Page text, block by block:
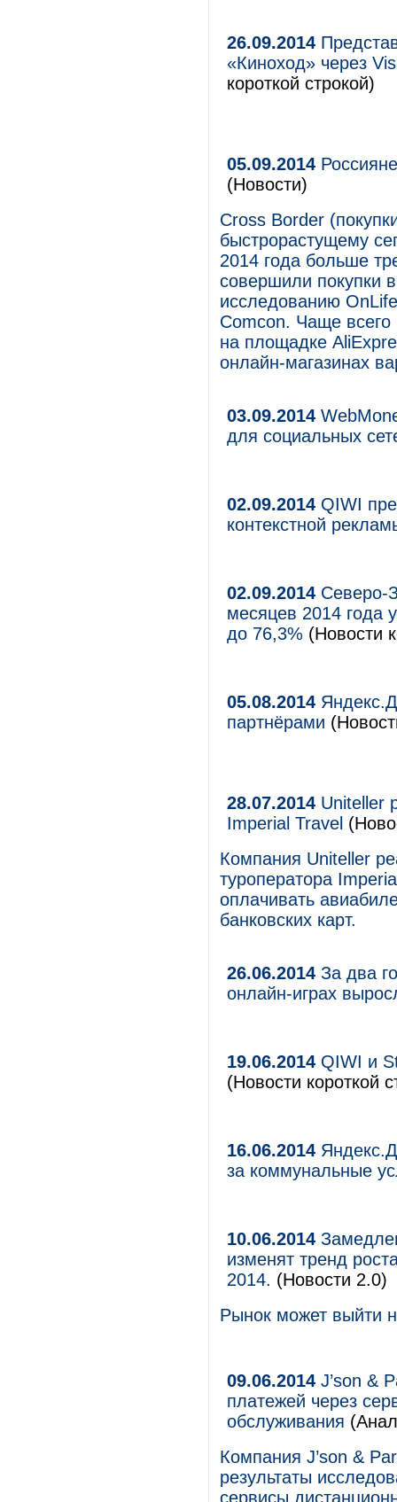
26.09.2014
«Киноход» через
короткой строкой)
05.09.2014
(Новости)
Cross Border
быстрорастущему
2014 года больше
совершили покупки
исследованию
Comcon. Чаще всего
на площадке
онлайн-магазинах
03.09.2014
для социальных
02.09.2014 QIWI
контекстной
02.09.2014 Северо-
месяцев 2014 года
до 76,3% (Новости
05.08.2014
партнёрами
28.07.2014 Uniteller
Imperial Travel
Компания Uniteller
туроператора
оплачивать
банковских карт.
26.06.2014 За два
онлайн-играх
19.06.2014 QIWI и
(Новости короткой
16.06.2014
за коммунальные
10.06.2014
изменят тренд
2014. (Новости 2.0)
Рынок может выйти
09.06.2014 J’son &
платежей через
обслуживания
Компания J’son &
результаты
сервисы